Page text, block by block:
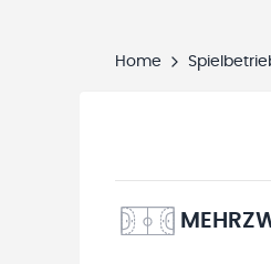
Home